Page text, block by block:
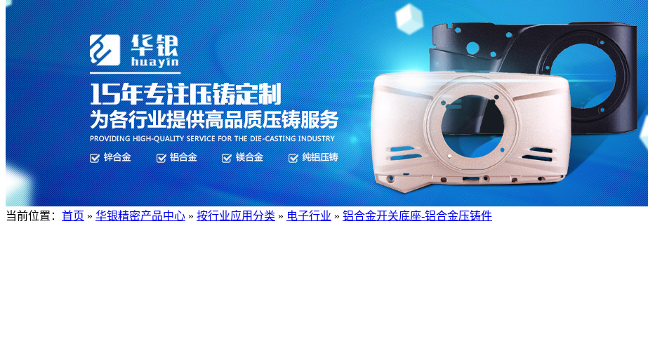
当前位置： 首页 » 华银精密产品中心 » 按行业应用分类 » 电子行业 » 铝合金开关底座-铝合金压铸件